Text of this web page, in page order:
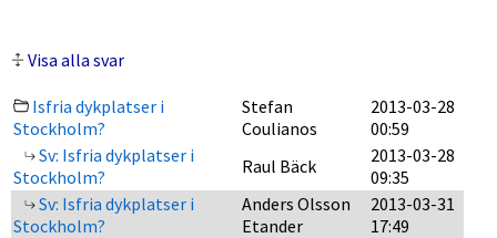
Visa alla svar
Isfria dykplatser i
Stockholm?
Stefan
Coulianos
2013-03-28
00:59
Sv: Isfria dykplatser i
Stockholm?
Raul Bäck
2013-03-28
09:35
Sv: Isfria dykplatser i
Stockholm?
Anders Olsson
Etander
2013-03-31
17:49